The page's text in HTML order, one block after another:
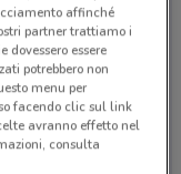
affinché
partner trattiamo i
essere
potrebbero non
menu per
facendo clic sul link
avranno effetto nel
consulta